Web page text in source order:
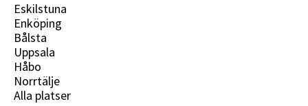
Eskilstuna
Enköping
Bålsta
Uppsala
Håbo
Norrtälje
Alla platser